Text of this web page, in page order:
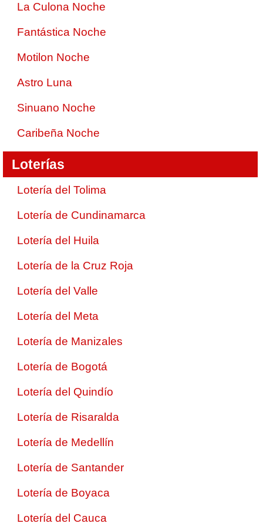
La Culona Noche
Fantástica Noche
Motilon Noche
Astro Luna
Sinuano Noche
Caribeña Noche
Loterías
Lotería del Tolima
Lotería de Cundinamarca
Lotería del Huila
Lotería de la Cruz Roja
Lotería del Valle
Lotería del Meta
Lotería de Manizales
Lotería de Bogotá
Lotería del Quindío
Lotería de Risaralda
Lotería de Medellín
Lotería de Santander
Lotería de Boyaca
Lotería del Cauca